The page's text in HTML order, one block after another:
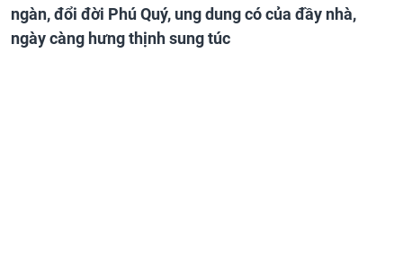
ngàn, đổi đời Phú Quý, ung dung có của đầy nhà,
ngày càng hưng thịnh sung túc